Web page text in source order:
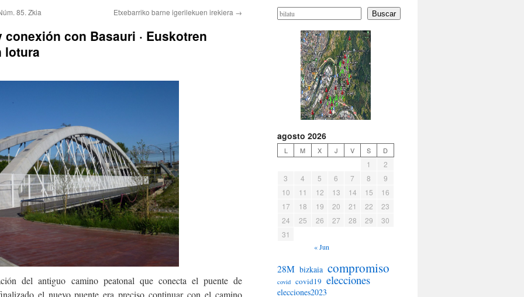
85. Zkia Etxebarriko barne igerilekuen irekiera →
con Basauri · Euskotren
lotura
del antiguo camino peatonal que conecta el puente de
el nuevo puente era preciso continuar con el camino
Buscar
agosto 2026
L M X J V S D
1
2
3
4 5 6 7 8
9
10
11 12 13 14 15
16
17
18 19 20 21 22
23
24
25 26 27 28 29
30
31
« Jun
28M bizkaia compromiso
covid covid19 elecciones
elecciones2023